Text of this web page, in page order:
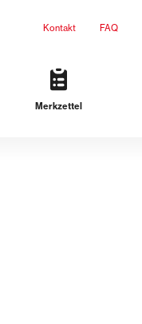
Kontakt FAQ
Merkzettel